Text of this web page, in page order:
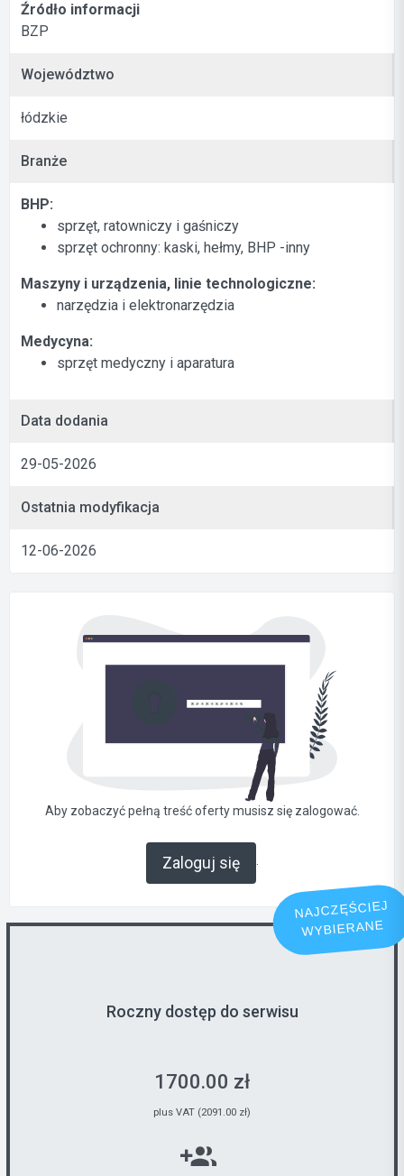
Źródło informacji
BZP
Województwo
łódzkie
Branże
BHP:
sprzęt, ratowniczy i gaśniczy
sprzęt ochronny: kaski, hełmy, BHP -inny
Maszyny i urządzenia, linie technologiczne:
narzędzia i elektronarzędzia
Medycyna:
sprzęt medyczny i aparatura
Data dodania
29-05-2026
Ostatnia modyfikacja
12-06-2026
Aby zobaczyć pełną treść oferty musisz się zalogować.
Zaloguj się .
NAJCZĘŚCIEJ
WYBIERANE
Roczny dostęp do serwisu
1700.00 zł
plus VAT (2091.00 zł)